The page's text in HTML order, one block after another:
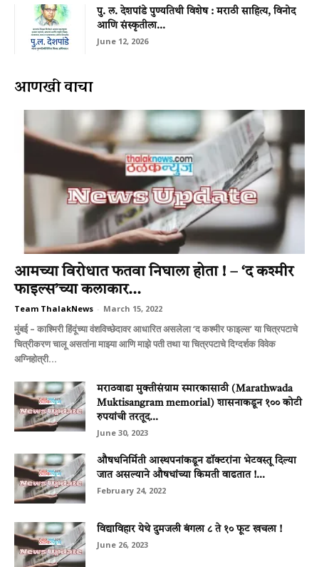
पु. ल. देशपांडे पुण्यतिथी विशेष : मराठी साहित्य, विनोद
आणि संस्कृतीला...
June 12, 2026
आणखी वाचा
आमच्या विरोधात फतवा निघाला होता ! – ‘द कश्मीर
फाइल्स’च्या कलाकार...
Team ThalakNews - March 15, 2022
मुंबई – काश्मिरी हिंदूंच्या वंशविच्छेदावर आधारित असलेला ‘द कश्मीर फाइल्स’ या चित्रपटाचे
चित्रीकरण चालू असतांना माझ्या आणि माझे पती तथा या चित्रपटाचे दिग्दर्शक विवेक
अग्निहोत्री...
मराठवाडा मुक्‍तीसंग्राम स्‍मारकासाठी (Marathwada
Muktisangram memorial) शासनाकडून १०० कोटी
रुपयांची तरतूद...
June 30, 2023
औषधनिर्मिती आस्थपनांकडून डॉक्टरांना भेटवस्तू दिल्या
जात असल्याने औषधांच्या किमती वाढतात !...
February 24, 2022
विद्याविहार येथे दुमजली बंगला ८ ते १० फूट खचला !
June 26, 2023